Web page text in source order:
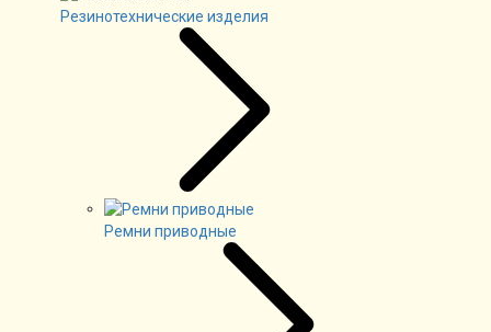
Резинотехнические изделия
Ремни приводные